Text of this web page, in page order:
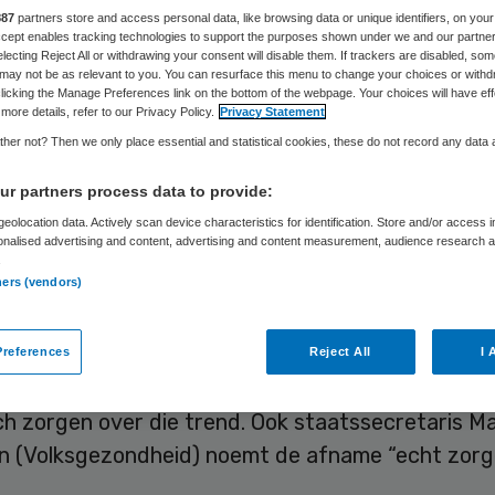
groep Nederlandse kinderen heeft de
tegen infectieziekten niet
eerst in decennia kwam de vaccinatiegraad van
vorig jaar iets onder de 90 procent uit,
zorgen over die trend. Ook staatssecretaris
(Volksgezondheid) noemt de afname “echt
partners store and access personal data, like browsing data or unique identifiers, on your
enables tracking technologies to support the purposes shown under we and our
Reject All or withdrawing your consent will disable them. If trackers are disabled,
not be as relevant to you. You can resurface this menu to change your choices or
the Manage Preferences link on the bottom of the webpage. Your choices will have
details, refer to our Privacy Policy. Privacy Statement
not? Then we only place essential and statistical cookies, these do not record any data
partners process data to provide:
data. Actively scan device characteristics for identification. Store and/or access
advertising and content, advertising and content measurement, audience research
(vendors)
Reject All I